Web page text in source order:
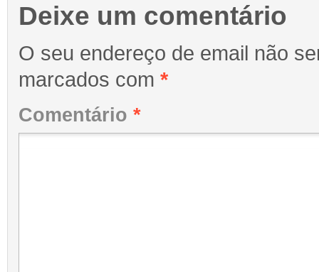
Deixe um comentário
O seu endereço de email não
marcados com *
Comentário *